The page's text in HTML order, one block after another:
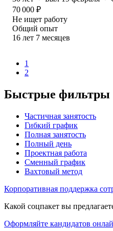
70 000 ₽
Не ищет работу
Общий опыт
16 лет 7 месяцев
1
2
Быстрые фильтры
Частичная занятость
Гибкий график
Полная занятость
Полный день
Проектная работа
Сменный график
Вахтовый метод
Корпоративная поддержка
Какой соцпакет вы
Оформляйте кандидатов